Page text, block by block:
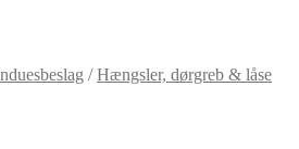
/Hængsler, dørgreb & låse